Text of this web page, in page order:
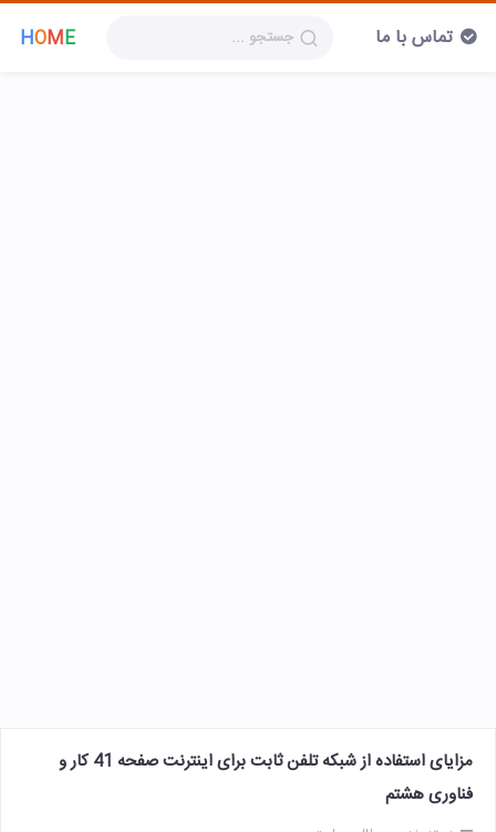
HOME تماس با ما
مزایای استفاده از شبکه تلفن ثابت برای اینترنت صفحه 41 کار و
فناوری هشتم